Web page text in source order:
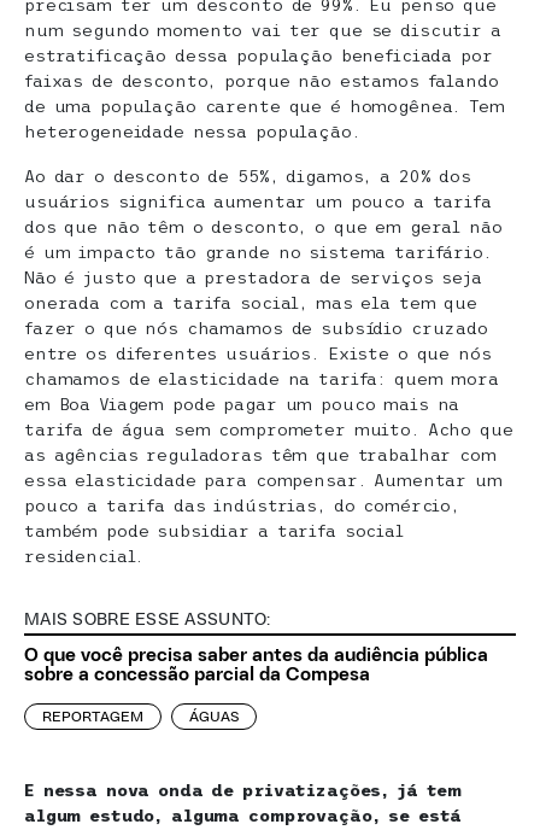
precisam ter um desconto de 99%. Eu penso que
num segundo momento vai ter que se discutir a
estratificação dessa população beneficiada por
faixas de desconto, porque não estamos falando
de uma população carente que é homogênea. Tem
heterogeneidade nessa população.
Ao dar o desconto de 55%, digamos, a 20% dos
usuários significa aumentar um pouco a tarifa
dos que não têm o desconto, o que em geral não
é um impacto tão grande no sistema tarifário.
Não é justo que a prestadora de serviços seja
onerada com a tarifa social, mas ela tem que
fazer o que nós chamamos de subsídio cruzado
entre os diferentes usuários. Existe o que nós
chamamos de elasticidade na tarifa: quem mora
em Boa Viagem pode pagar um pouco mais na
tarifa de água sem comprometer muito. Acho que
as agências reguladoras têm que trabalhar com
essa elasticidade para compensar. Aumentar um
pouco a tarifa das indústrias, do comércio,
também pode subsidiar a tarifa social
residencial.
MAIS SOBRE ESSE ASSUNTO:
O que você precisa saber antes da audiência pública
sobre a concessão parcial da Compesa
REPORTAGEM ÁGUAS
E nessa nova onda de privatizações, já tem
algum estudo, alguma comprovação, se está